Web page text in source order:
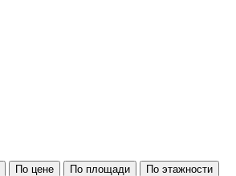
По цене По площади По этажности